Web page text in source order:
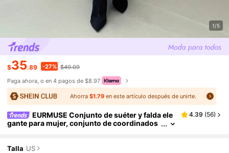
1/5
$35.89 -27% $49.09
Paga ahora, o en 4 pagos de $8.97
Ahorra$1.79 en este artículo después de unirte.
EURMUSE Conjunto de suéter y falda ele
gante para mujer, conjunto de coordinados
4.39 (56)
Talla US